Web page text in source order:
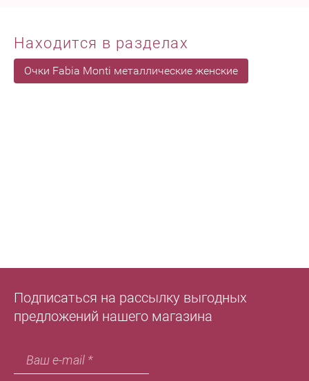
Находится в разделах
Очки Fabia Monti металлические женские
Подписаться на рассылку выгодных
предложений нашего магазина